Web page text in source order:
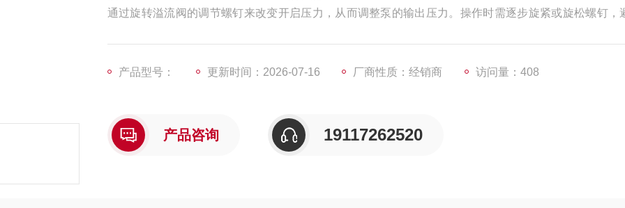
通过旋转溢流阀的调节螺钉来改变开启压力，从而调整泵的输出压力。操作时需逐步旋紧或旋松螺钉，
产品型号： 更新时间：2026-07-16 厂商性质：经销商 访问量：408
产品咨询 19117262520